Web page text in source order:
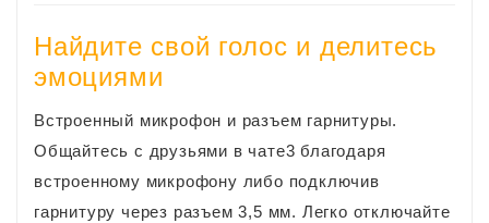
Найдите свой голос и делитесь
эмоциями
Встроенный микрофон и разъем гарнитуры.
Общайтесь с друзьями в чате3 благодаря
встроенному микрофону либо подключив
гарнитуру через разъем 3,5 мм. Легко отключайте